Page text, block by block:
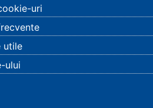
uri
utile
ului